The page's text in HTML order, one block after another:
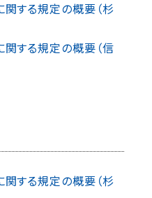
する規定の概要（杉
する規定の概要（信
する規定の概要（杉